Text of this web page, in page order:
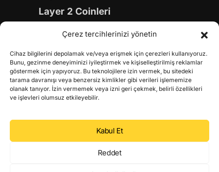
Çerez tercihlerinizi yönetin
Cihaz bilgilerini depolamak ve/veya erişmek için çerezleri kullanıyoruz.
Bunu, gezinme deneyiminizi iyileştirmek ve kişiselleştirilmiş reklamlar
göstermek için yapıyoruz. Bu teknolojilere izin vermek, bu sitedeki
tarama davranışı veya benzersiz kimlikler gibi verileri işlememize
olanak tanıyor. İzin vermemek veya izni geri çekmek, belirli özellikleri
ve işlevleri olumsuz etkileyebilir.
Kabul Et
Reddet
Layer 2 Coinleri
Yapay Zeka (AI) Coinleri
Gaming Coinleri
RWA Coinleri
DeFi Coinleri
DePIN Coinleri
Metaverse Coinleri
Web 3.0 Coinleri
Coin Türevleri